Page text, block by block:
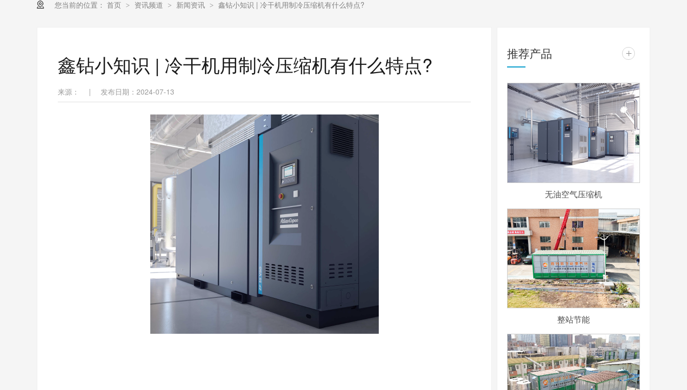
您当前的位置： 首页 > 资讯频道 > 新闻资讯 > 鑫钻小知识 | 冷干机用制冷压缩机有什么特点?
鑫钻小知识 | 冷干机用制冷压缩机有什么特点?
来源： | 发布日期：2024-07-13
推荐产品 +
无油空气压缩机
整站节能